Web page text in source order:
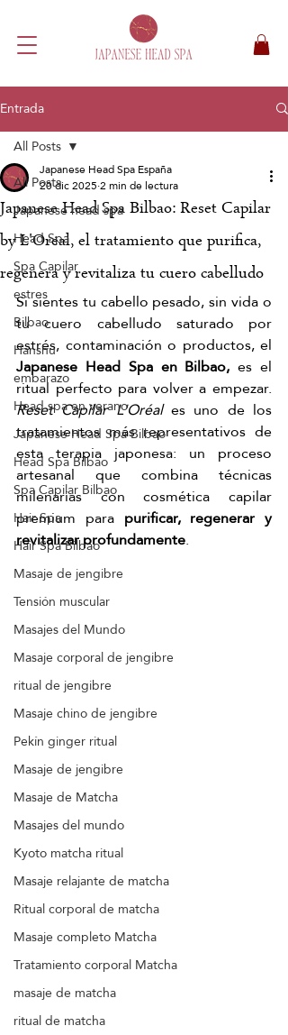
Entrada
All Posts
Japanese head spa
Head Spa
Spa Capilar
estres
Bilbao
Hanshu
embarazo
Head spa en verano
Japanese Head Spa Bilbao
Head Spa Bilbao
Spa Capilar Bilbao
Hair Spa
Hair Spa Bilbao
Masaje de jengibre
Tensión muscular
Masajes del Mundo
Masaje corporal de jengibre
ritual de jengibre
Masaje chino de jengibre
Pekín ginger ritual
Masaje de jengibre
Masaje de Matcha
Masajes del mundo
Kyoto matcha ritual
Masaje relajante de matcha
Ritual corporal de matcha
Masaje completo Matcha
Tratamiento corporal Matcha
masaje de matcha
ritual de matcha
All Posts
Japanese Head Spa Bilbao: Reset Capilar
by L'Oréal, el tratamiento que purifica,
regenera y revitaliza tu cuero cabelludo
Japanese Head Spa España
20 dic 20252 min de lectura
Si sientes tu cabello pesado, sin vida o
tu cuero cabelludo saturado por
Japanese Head Spa en Bilbao, es el
Reset Capilar L'Oréal es uno de los
tratamientos más representativos de
esta terapia japonesa: un proceso
artesanal que combina técnicas
milenarias con cosmética capilar
premium para purificar, regenerar y
revitalizar profundamente.